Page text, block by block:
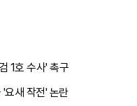
1호 수사' 촉구
요새 작전' 논란